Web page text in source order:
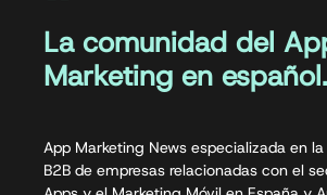
La comunidad del
Marketing en español.
App Marketing News especializada en
B2B de empresas relacionadas con el